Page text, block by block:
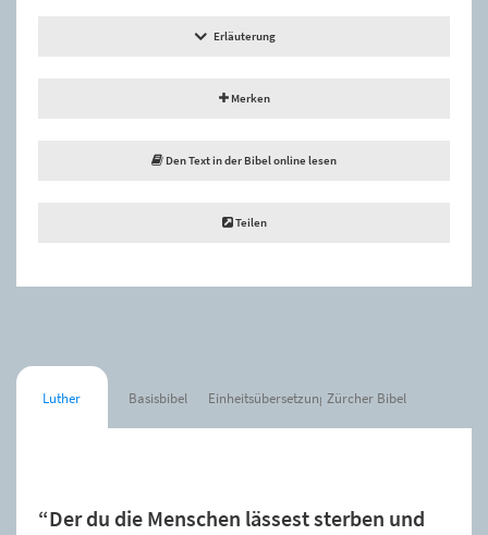
Erläuterung
Merken
Den Text in der Bibel online lesen
Teilen
Luther Basisbibel Einheitsübersetzung Zürcher Bibel
“Der du die Menschen lässest sterben und